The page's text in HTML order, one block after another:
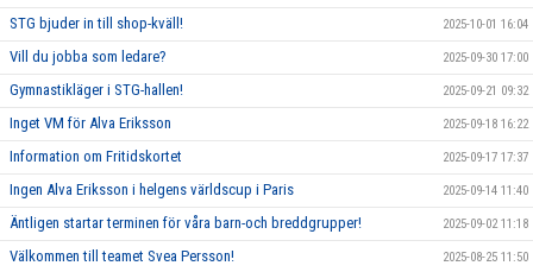
STG bjuder in till shop-kväll! 2025-10-01 16:04
Vill du jobba som ledare? 2025-09-30 17:00
Gymnastikläger i STG-hallen! 2025-09-21 09:32
Inget VM för Alva Eriksson 2025-09-18 16:22
Information om Fritidskortet 2025-09-17 17:37
Ingen Alva Eriksson i helgens världscup i Paris 2025-09-14 11:40
Äntligen startar terminen för våra barn-och breddgrupper! 2025-09-02 11:18
Välkommen till teamet Svea Persson! 2025-08-25 11:50